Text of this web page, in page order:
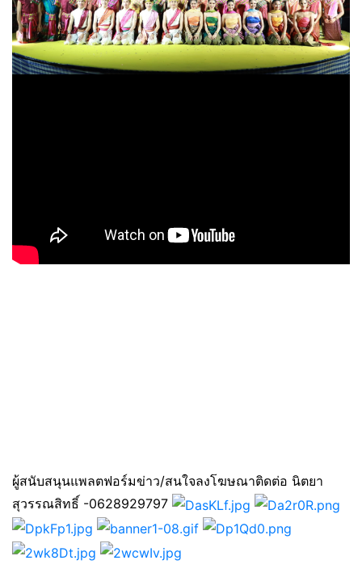
ผู้สนับสนุนแพลตฟอร์มข่าว/สนใจลงโฆษณาติดต่อ นิตยา
สุวรรณสิทธิ์ -0628929797